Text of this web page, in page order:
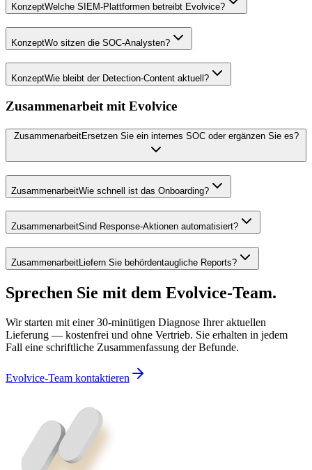
KonzeptWelche SIEM-Plattformen betreibt Evolvice?
KonzeptWo sitzen die SOC-Analysten?
KonzeptWie bleibt der Detection-Content aktuell?
Zusammenarbeit mit Evolvice
ZusammenarbeitErsetzen Sie ein internes SOC oder ergänzen Sie es?
ZusammenarbeitWie schnell ist das Onboarding?
ZusammenarbeitSind Response-Aktionen automatisiert?
Zusammenarbeit Liefern Sie behördentaugliche Reports?
Sprechen Sie mit dem Evolvice-Team.
Wir starten mit einer 30-minütigen Diagnose Ihrer aktuellen
Lieferung — kostenfrei und ohne Vertrieb. Sie erhalten in jedem
Fall eine schriftliche Zusammenfassung der Befunde.
Evolvice-Team kontaktieren